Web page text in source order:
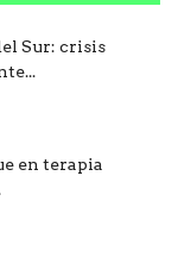
Sur: crisis
en terapia